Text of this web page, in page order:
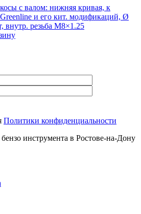
с валом: нижняя кривая, к
и его кит. модификаций, Ø
внутр. резьба М8×1.25
Политики конфиденциальности
инструмента в Ростове-на-Дону